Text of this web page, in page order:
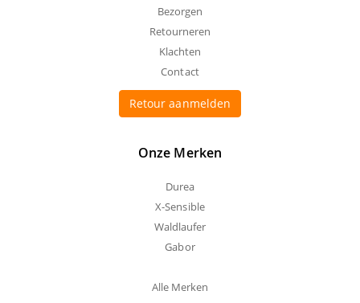
Bezorgen
Retourneren
Klachten
Contact
Retour aanmelden
Onze Merken
Durea
X-Sensible
Waldlaufer
Gabor
Alle Merken